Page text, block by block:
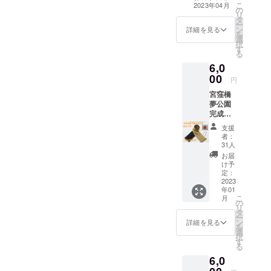
ジェクト終了後
お礼のメール ■
ご招待状及び宮
（4月上旬送付）
当日会場の商品
（概ね600円前
後）どれでもお
値段に関わらず
お好きな商品を
一品お選びいた
だけます。 ■宮
窪橋夢まつり終
了後、ご報告の
メールを送らせ
ていただきま
す。 ※遠方にお
住まいでイベン
トに参加できな
隣にお住まいの
ご家族・ご友人
用券をお届けし
2023年04月
詳細を見る
こ
の
リ
タ
ー
ン
を
選
択
す
る
6,0
00 円
宮窪橋
夢公園
完成記
念グッ
ズ「今
治マフ
ラー」
プラン
■プロ
ジェク
ト終了
後、お
礼の
メッ
セージ
をメー
送らせ
ていた
支援
者：
31人
お届
け予
定：
2023
年01
月
詳細を見る
こ
の
リ
タ
ー
ン
を
選
択
す
る
6,0